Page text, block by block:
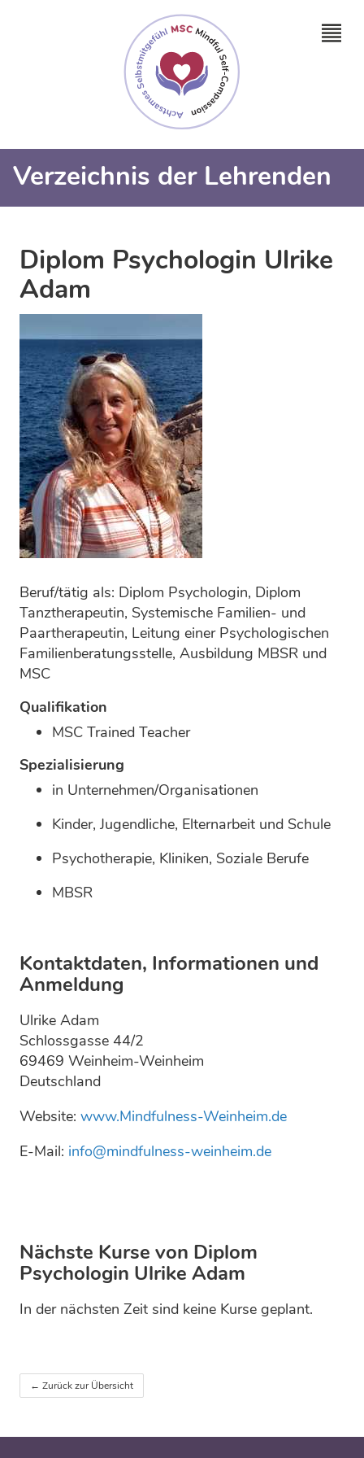
Verzeichnis der Lehrenden
Diplom Psychologin Ulrike
Adam
Beruf/tätig als: Diplom Psychologin, Diplom
Tanztherapeutin, Systemische Familien- und
Paartherapeutin, Leitung einer Psychologischen
Familienberatungsstelle, Ausbildung MBSR und
MSC
Qualifikation
MSC Trained Teacher
Spezialisierung
in Unternehmen/Organisationen
Kinder, Jugendliche, Elternarbeit und Schule
Psychotherapie, Kliniken, Soziale Berufe
MBSR
Kontaktdaten, Informationen und
Anmeldung
Ulrike Adam
Schlossgasse 44/2
69469 Weinheim-Weinheim
Deutschland
Website: www.Mindfulness-Weinheim.de
E-Mail: info@mindfulness-weinheim.de
Nächste Kurse von Diplom
Psychologin Ulrike Adam
In der nächsten Zeit sind keine Kurse geplant.
← Zurück zur Übersicht